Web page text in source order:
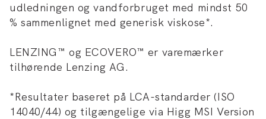
udledningen og vandforbruget med mindst 50
% sammenlignet med generisk viskose*.
LENZING™ og ECOVERO™ er varemærker
tilhørende Lenzing AG.
*Resultater baseret på LCA-standarder (ISO
14040/44) og tilgængelige via Higg MSI Version